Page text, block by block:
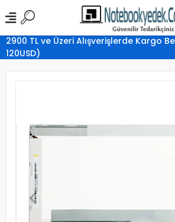
2900 TL ve Üzeri Alışverişlerde Kargo
120USD)